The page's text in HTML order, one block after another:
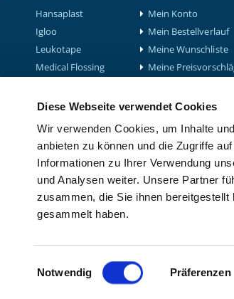
Diese Webseite verwendet Cookies
Wir verwenden Cookies, um Inhalte
anbieten zu können und die Zugriffe
Informationen zu Ihrer Verwendung
und Analysen weiter. Unsere Partner
zusammen, die Sie ihnen
gesammelt haben.
Einwilligungsauswahl
Notwendig Präferenzen
Hansaplast
Igloo
Leukotape
Medical Flossing
Powerblock
Therabody
Waterrower
Mein Konto
Mein Bestellverlauf
Meine Wunschliste
Meine
Download:
Verbrauchsmaterial
Download:
Technikbroschüre